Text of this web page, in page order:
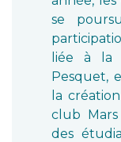
se
liée à la
Pesquet,
la
club
des